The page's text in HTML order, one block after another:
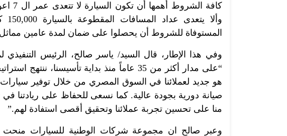
المستوفاة للشروط أن يحصلوا على ضمان لمدة عامين
وفي هذا الإطار، قال السيد/ ياسر صالح، الرئيس
“على مدار أكثر من 35 عاماً منذ بداية
هو جديد لعملائنا في السوق المصري من خلال توفير
صيانة دورية بجودة عالية. كما نسعى للحفاظ على ريادتنا
منا على تحسين تجربة عملائنا وتحقيق أقصى استفادة لهم.”